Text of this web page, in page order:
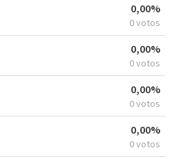
0,00%
0 votos
0,00%
0 votos
0,00%
0 votos
0,00%
0 votos